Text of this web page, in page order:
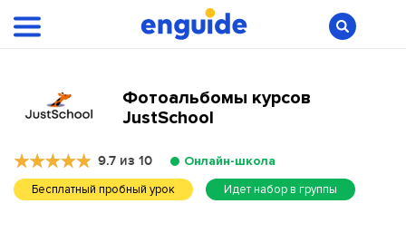
Фотоальбомы курсов
JustSchool
9.7 из 10 Онлайн-школа
Бесплатный пробный урок Идет набор в группы